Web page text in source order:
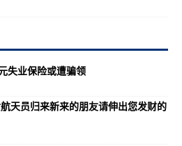
失业保险或遭骗领
天员归来新来的朋友请伸出您发财的